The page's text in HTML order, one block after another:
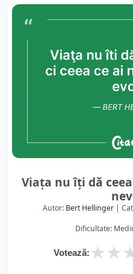
Viaţa nu îți dă
Autor: Bert Hellinger |
Dificultate:
Votează: ★
★